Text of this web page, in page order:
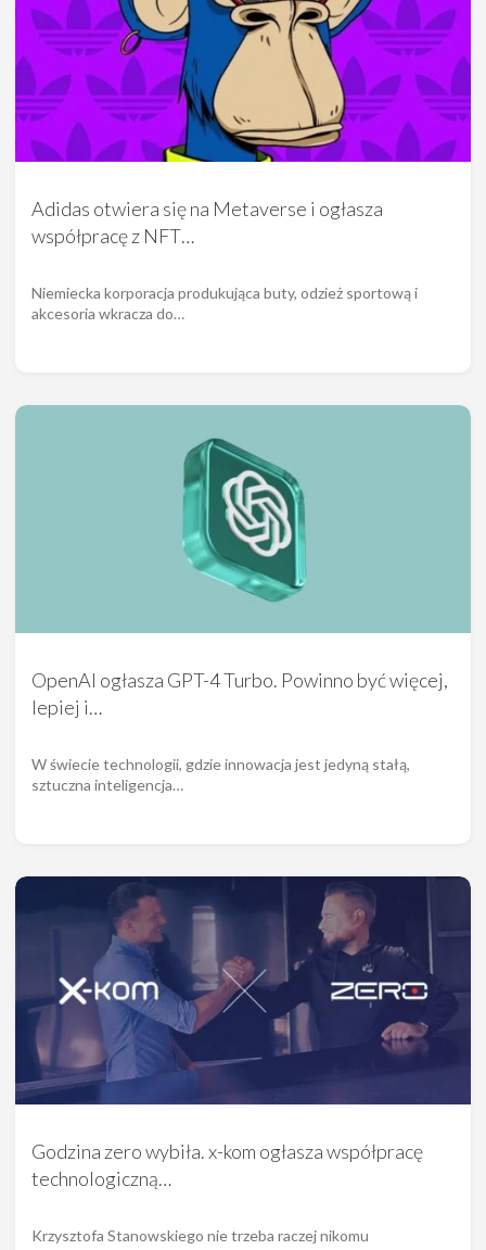
Adidas otwiera się na Metaverse i ogłasza
współpracę z NFT…
Niemiecka korporacja produkująca buty, odzież sportową i
akcesoria wkracza do…
OpenAI ogłasza GPT-4 Turbo. Powinno być więcej,
lepiej i…
W świecie technologii, gdzie innowacja jest jedyną stałą,
sztuczna inteligencja…
Godzina zero wybiła. x-kom ogłasza współpracę
technologiczną…
Krzysztofa Stanowskiego nie trzeba raczej nikomu